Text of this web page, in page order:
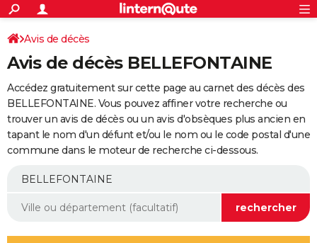
ACTUALITÉS
Politique
Société
Faits Divers
Education
Monde
Villes
+
SPORT
Coupe du monde 2026
Football
Tennis
Cyclisme
Rugby
Forum
Programme TV
TNT
Streaming
Cinéma
Sorties cinéma
Musique
+
FINANCE
Retraite
Epargne
Immobilier
Risques naturels par ville
Assurance
AUTO
Essais
Réserver un essai
Citadines
Berlines
SUV
Forum auto
+
Mobiles
Meilleur smartphone
Internet
Ordinateurs
Jeux vidéo
Guide high-tech
Aménagement intérieur
Avis de décès
Avis de décès BELLEFONTAINE
Accédez gratuitement sur cette page au carnet des décès des
BELLEFONTAINE. Vous pouvez affiner votre recherche ou
trouver un avis de décès ou un avis d'obsèques plus ancien en
tapant le nom d'un défunt et/ou le nom ou le code postal d'une
commune dans le moteur de recherche ci-dessous.